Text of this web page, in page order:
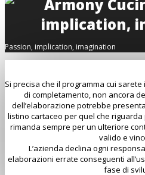
Passion, implication, imagination
Si precisa che il programma cui
di completamento, non ancora
dell’elaborazione potrebbe
listino cartaceo per quel che
rimanda sempre per un ulteriore
valido e
L’azienda declina ogni
elaborazioni errate conseguenti
fase di